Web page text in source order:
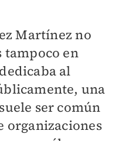
Martínez no
en
al
una
ser común
organizaciones